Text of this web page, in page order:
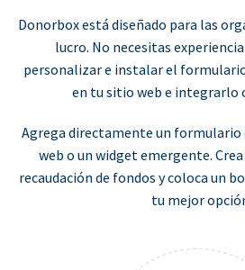
Donorbox está diseñado para las
lucro. No necesitas
personalizar e instalar el
en tu sitio web e integrarlo
Agrega directamente un formulario
web o un widget emergente.
recaudación de fondos y coloca un
tu mejor